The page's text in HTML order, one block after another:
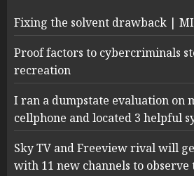
Fixing the solvent drawback |
Proof factors to cybercriminals
recreation
I ran a dumpstate evaluation on
cellphone and located 3 helpful
Sky TV and Freeview rival will
with 11 new channels to